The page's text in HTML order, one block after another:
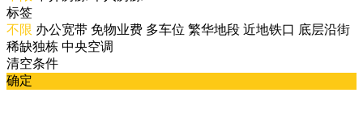
标签
不限 办公宽带 免物业费 多车位 繁华地段 近地铁口 底层沿街
稀缺独栋 中央空调
清空条件
确定